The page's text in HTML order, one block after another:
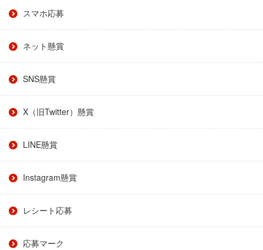
スマホ応募
ネット懸賞
SNS懸賞
X（旧Twitter）懸賞
LINE懸賞
Instagram懸賞
レシート応募
応募マーク